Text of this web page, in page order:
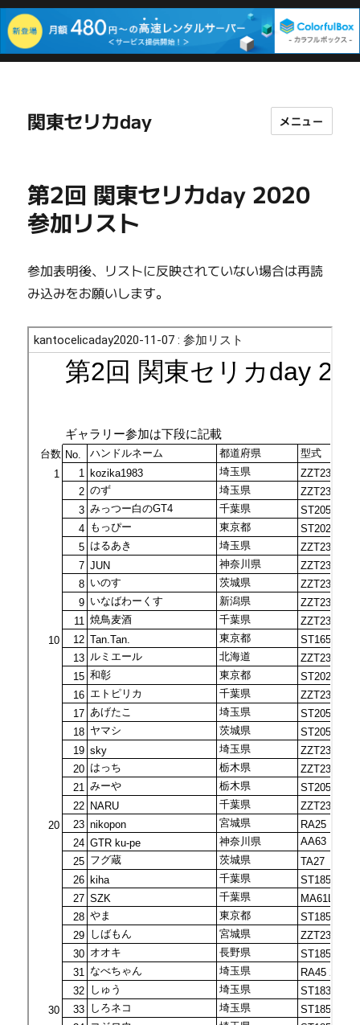
関東セリカday メニュー
第2回 関東セリカday 2020
参加リスト
参加表明後、リストに反映されていない場合は再読
み込みをお願いします。